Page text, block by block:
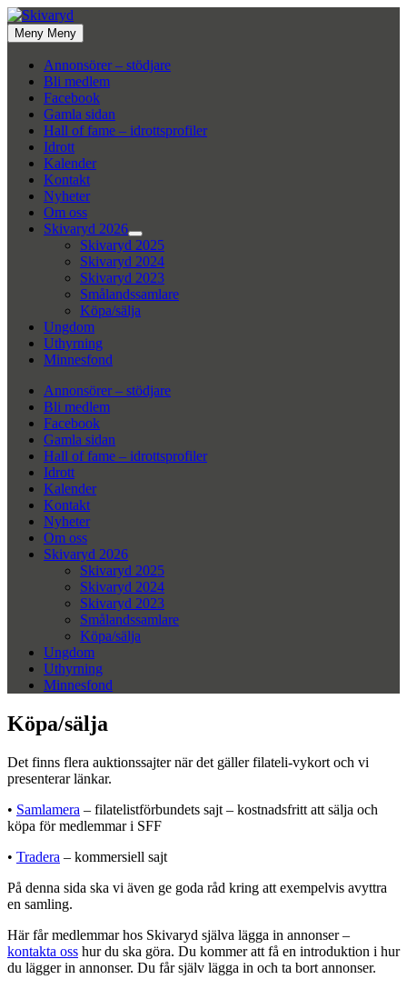
Hoppa
till
innehåll
Meny Meny
Annonsörer – stödjare
Bli medlem
Facebook
Gamla sidan
Hall of fame – idrottsprofiler
Idrott
Kalender
Kontakt
Nyheter
Om oss
Skivaryd 2026
Visa
undermeny
Skivaryd 2025
Skivaryd 2024
Skivaryd 2023
Smålandssamlare
Köpa/sälja
Ungdom
Uthyrning
Minnesfond
Annonsörer – stödjare
Bli medlem
Facebook
Gamla sidan
Hall of fame – idrottsprofiler
Idrott
Kalender
Kontakt
Nyheter
Om oss
Skivaryd 2026
Skivaryd 2025
Skivaryd 2024
Skivaryd 2023
Smålandssamlare
Köpa/sälja
Ungdom
Uthyrning
Minnesfond
Köpa/sälja
Det finns flera auktionssajter när det gäller filateli-vykort och vi
presenterar länkar.
• Samlamera – filatelistförbundets sajt – kostnadsfritt att sälja och
köpa för medlemmar i SFF
• Tradera – kommersiell sajt
På denna sida ska vi även ge goda råd kring att exempelvis avyttra
en samling.
Här får medlemmar hos Skivaryd själva lägga in annonser –
kontakta oss hur du ska göra. Du kommer att få en introduktion i hur
du lägger in annonser. Du får själv lägga in och ta bort annonser.